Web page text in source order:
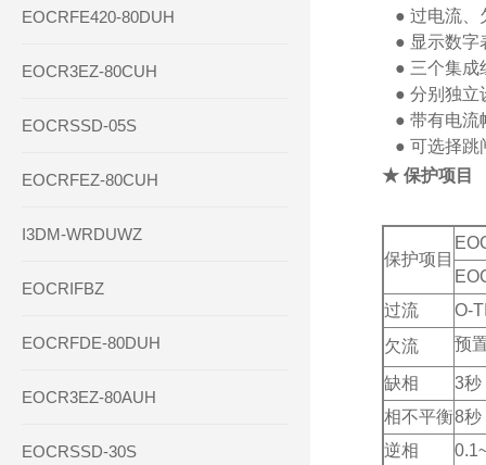
EOCRFE420-80DUH
EOCR3EZ-80CUH
EOCRSSD-05S
EOCRFEZ-80CUH
I3DM-WRDUWZ
EOCRIFBZ
EOCRFDE-80DUH
EOCR3EZ-80AUH
EOCRSSD-30S
● 过电流、
● 显示数字
● 三个集成
● 分别独
● 带有电
● 可选择
★ 保护项目
保护项目
过流
O-
欠流
预
缺相
3秒
相不平衡8秒
逆相